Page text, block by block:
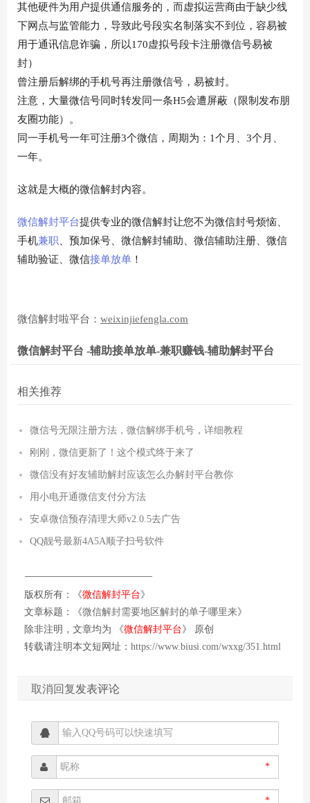
其他硬件为用户提供通信服务的，而虚拟运营商由于缺少线
下网点与监管能力，导致此号段实名制落实不到位，容易被
用于通讯信息诈骗，所以170虚拟号段卡注册微信号易被
封）
曾注册后解绑的手机号再注册微信号，易被封。
注意，大量微信号同时转发同一条H5会遭屏蔽（限制发布朋
友圈功能）。
同一手机号一年可注册3个微信，周期为：1个月、3个月、
一年。
这就是大概的微信解封内容。
微信解封平台提供专业的微信解封让您不为微信封号烦恼、
手机兼职 、预加保号、微信解封辅助、微信辅助注册、微信
辅助验证、微信接单放单 ！
微信解封啦平台： weixinjiefengla.com
微信解封平台 -辅助接单放单-兼职赚钱-辅助解封平台
相关推荐
微信号无限注册方法，微信解绑手机号，详细教程
刚刚，微信更新了！这个模式终于来了
微信没有好友辅助解封应该怎么办解封平台教你
用小电开通微信支付分方法
安卓微信预存清理大师v2.0.5去广告
QQ靓号最新4A5A顺子扫号软件
版权所有：《微信解封平台》
文章标题：《微信解封需要地区解封的单子哪里来》
除非注明，文章均为 《微信解封平台》 原创
转载请注明本文短网址： https://www.biusi.com/wxxg/351.html
取消回复发表评论
*
*